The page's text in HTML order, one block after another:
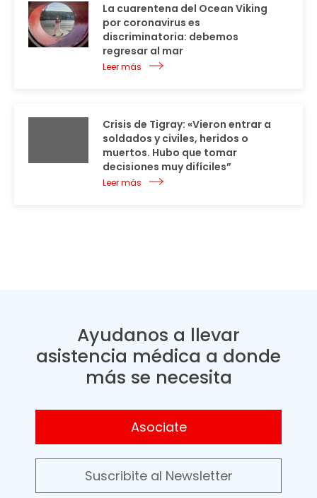
La cuarentena del Ocean Viking
por coronavirus es
discriminatoria: debemos
regresar al mar
Leer más
Crisis de Tigray: «Vieron entrar a
soldados y civiles, heridos o
muertos. Hubo que tomar
decisiones muy difíciles”
Leer más
Ayudanos a llevar
asistencia médica a donde
más se necesita
Asociate
Suscribite al Newsletter